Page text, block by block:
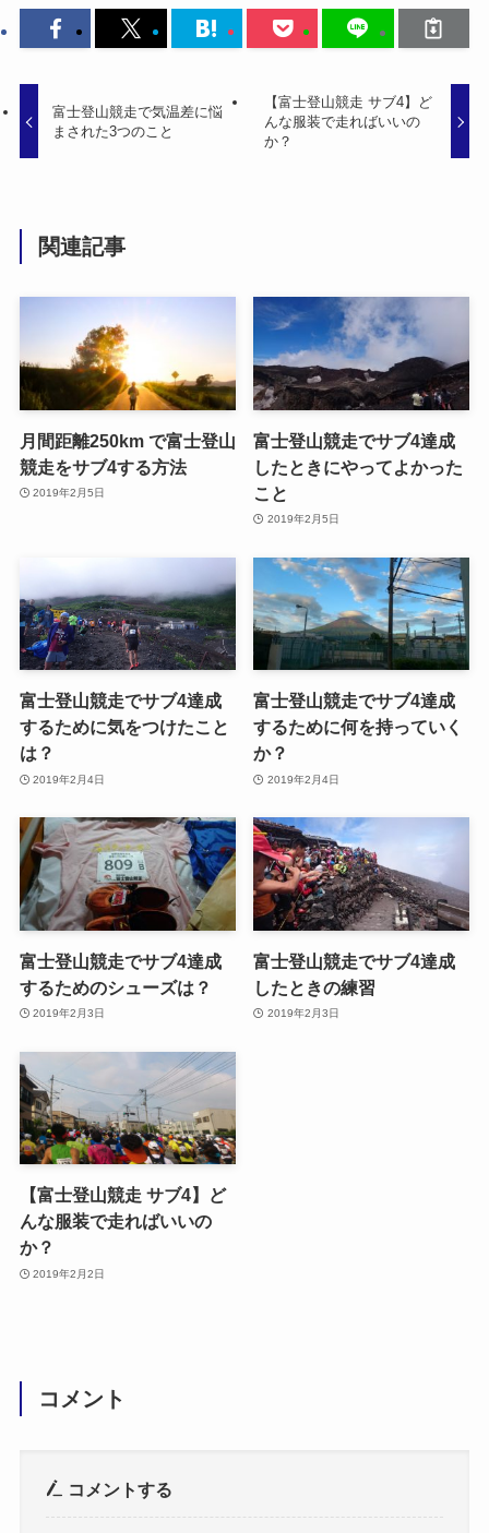
富士登山競走で気温差に悩
まされた3つのこと
【富士登山競走 サブ4】ど
んな服装で走ればいいの
か？
関連記事
月間距離250km で富士登山
競走をサブ4する方法
2019年2月5日
富士登山競走でサブ4達成
したときにやってよかった
こと
2019年2月5日
富士登山競走でサブ4達成
するために気をつけたこと
は？
2019年2月4日
富士登山競走でサブ4達成
するために何を持っていく
か？
2019年2月4日
富士登山競走でサブ4達成
するためのシューズは？
2019年2月3日
富士登山競走でサブ4達成
したときの練習
2019年2月3日
【富士登山競走 サブ4】ど
んな服装で走ればいいの
か？
2019年2月2日
コメント
コメントする